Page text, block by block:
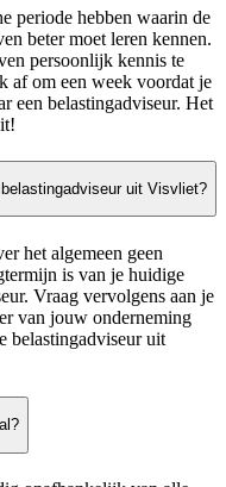
periode hebben waarin de
beter moet leren kennen.
persoonlijk kennis te
af om een week voordat je
een belastingadviseur. Het
uit Visvliet?
het algemeen geen
is van je huidige
Vraag vervolgens aan je
van jouw onderneming
belastingadviseur uit